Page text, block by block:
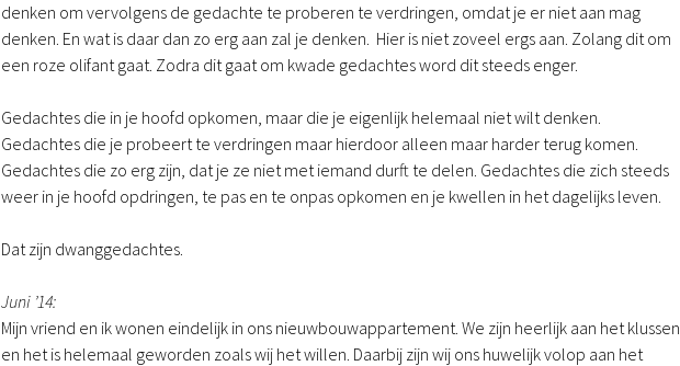
denken om vervolgens de gedachte te proberen te verdringen, omdat je er niet aan mag
denken. En wat is daar dan zo erg aan zal je denken. Hier is niet zoveel ergs aan. Zolang dit om
een roze olifant gaat. Zodra dit gaat om kwade gedachtes word dit steeds enger.
Gedachtes die in je hoofd opkomen, maar die je eigenlijk helemaal niet wilt denken.
Gedachtes die je probeert te verdringen maar hierdoor alleen maar harder terug komen.
Gedachtes die zo erg zijn, dat je ze niet met iemand durft te delen. Gedachtes die zich steeds
weer in je hoofd opdringen, te pas en te onpas opkomen en je kwellen in het dagelijks leven.
Dat zijn dwanggedachtes.
Juni ’14:
Mijn vriend en ik wonen eindelijk in ons nieuwbouwappartement. We zijn heerlijk aan het klussen
en het is helemaal geworden zoals wij het willen. Daarbij zijn wij ons huwelijk volop aan het